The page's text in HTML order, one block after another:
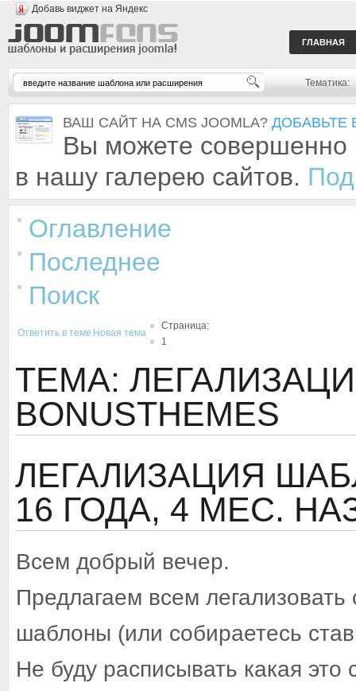
Добавь виджет на Яндекс
ГЛАВНАЯ
Тематика:
ВАШ САЙТ НА CMS JOOMLA? ДОБАВЬТЕ
Вы можете совершенно
в нашу галерею сайтов.
Оглавление
Последнее
Поиск
Ответить в теме Новая тема
Страница:
1
ТЕМА:
BONUSTHEMES
ЛЕГАЛИЗАЦИЯ
16 ГОДА, 4 МЕС.
Всем добрый вечер.
Предлагаем всем
шаблоны (или собираетесь
Не буду расписывать какая это